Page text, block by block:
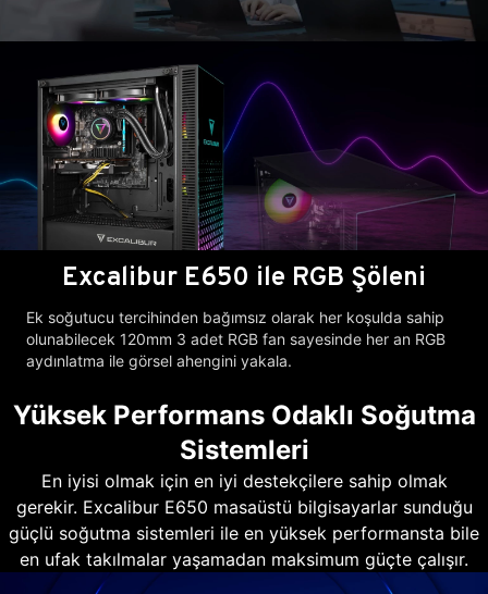
Excalibur E650 ile RGB Şöleni
Ek soğutucu tercihinden bağımsız olarak her koşulda sahip
olunabilecek 120mm 3 adet RGB fan sayesinde her an RGB
aydınlatma ile görsel ahengini yakala.
Yüksek Performans Odaklı Soğutma
Sistemleri
En iyisi olmak için en iyi destekçilere sahip olmak
gerekir. Excalibur E650 masaüstü bilgisayarlar sunduğu
güçlü soğutma sistemleri ile en yüksek performansta bile
en ufak takılmalar yaşamadan maksimum güçte çalışır.